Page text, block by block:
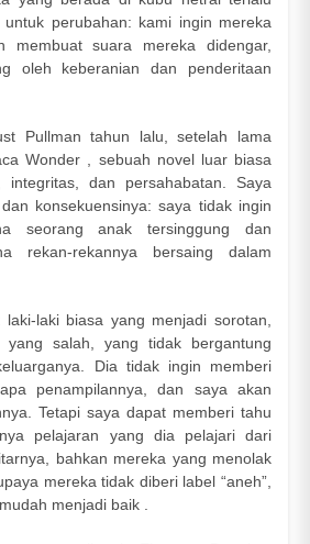
perubahan: kami ingin mereka
membuat suara mereka didengar,
oleh keberanian dan penderitaan
Pullman tahun lalu, setelah lama
Wonder , sebuah novel luar biasa
integritas, dan persahabatan. Saya
konsekuensinya: saya tidak ingin
seorang anak tersinggung dan
rekan-rekannya bersaing dalam
laki biasa yang menjadi sorotan,
salah, yang tidak bergantung
Dia tidak ingin memberi
penampilannya, dan saya akan
Tetapi saya dapat memberi tahu
pelajaran yang dia pelajari dari
bahkan mereka yang menolak
mereka tidak diberi label “aneh”,
menjadi baik .